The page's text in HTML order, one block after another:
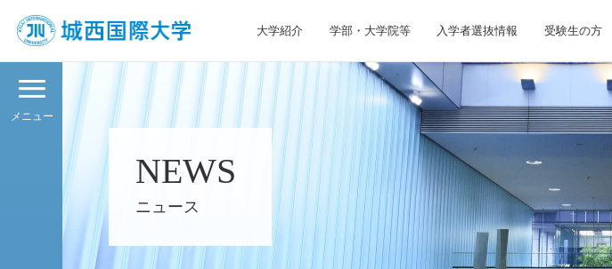
大学紹介 学部・大学院等 入学者選抜情報 受験生の方
メニュー
NEWS
ニュース